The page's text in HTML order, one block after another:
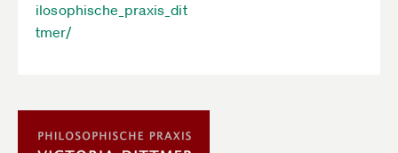
ilosophische_praxis_dit
tmer/